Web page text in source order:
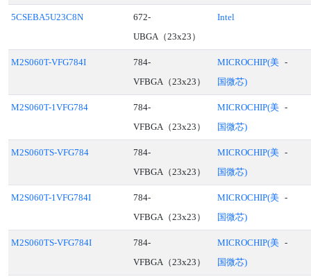
5CSEBA5U23C8N
672-
UBGA（23x23）
Intel
M2S060T-VFG784I
784-
VFBGA（23x23）
MICROCHIP(美
国微芯)
-
M2S060T-1VFG784
784-
VFBGA（23x23）
MICROCHIP(美
国微芯)
-
M2S060TS-VFG784
784-
VFBGA（23x23）
MICROCHIP(美
国微芯)
-
M2S060T-1VFG784I
784-
VFBGA（23x23）
MICROCHIP(美
国微芯)
-
M2S060TS-VFG784I
784-
VFBGA（23x23）
MICROCHIP(美
国微芯)
-